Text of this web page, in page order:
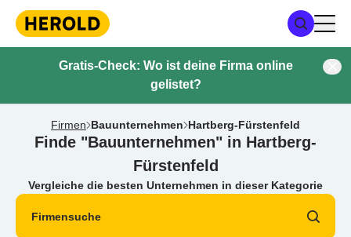
Gratis-Check: Wo ist deine Firma online
gelistet?
Firmen Bauunternehmen Hartberg-Fürstenfeld
Finde "Bauunternehmen" in Hartberg-
Fürstenfeld
Vergleiche die besten Unternehmen in dieser Kategorie
Firmensuche